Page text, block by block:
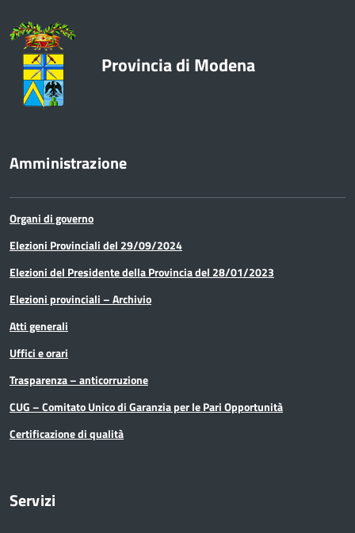
Provincia di Modena
Amministrazione
Organi di governo
Elezioni Provinciali del 29/09/2024
Elezioni del Presidente della Provincia del 28/01/2023
Elezioni provinciali – Archivio
Atti generali
Uffici e orari
Trasparenza – anticorruzione
CUG – Comitato Unico di Garanzia per le Pari Opportunità
Certificazione di qualità
Servizi